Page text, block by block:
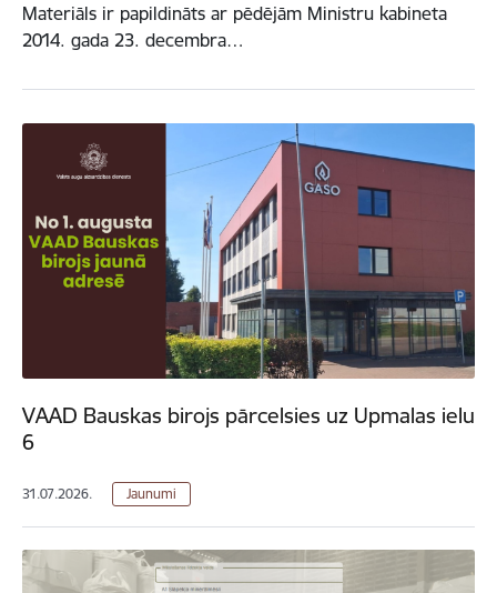
Materiāls ir papildināts ar pēdējām Ministru kabineta
2014. gada 23. decembra…
VAAD Bauskas birojs pārcelsies uz Upmalas ielu
6
31.07.2026. Jaunumi